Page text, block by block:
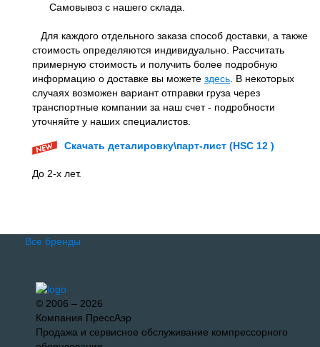
Самовывоз с нашего склада.
Для каждого отдельного заказа способ доставки, а также
стоимость определяются индивидуально. Рассчитать
примерную стоимость и получить более подробную
информацию о доставке вы можете здесь . В некоторых
случаях возможен вариант отправки груза через
транспортные компании за наш счет - подробности
уточняйте у наших специалистов.
Скачать деталировку\парт-лист (HSС 12 )
До 2-х лет.
Все бренды
© 2006 – 2026
Компания ПрессАэр
Продажа и сервисное обслуживание компрессорного